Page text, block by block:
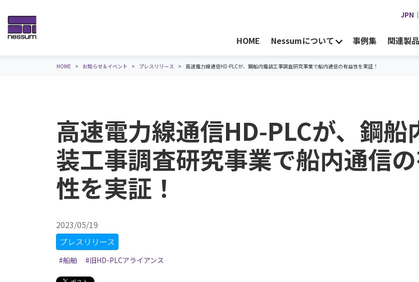
HOME Nessumについて 事例集 関連製品
JPN ｜
HOME お知らせ＆イベント プレスリリース 高速電力線通信HD-PLCが、鋼船内電装工事調査研究事業で船内通信の有益性を実証！
高速電力線通信HD-PLCが、鋼船
装工事調査研究事業で船内通信
性を実証！
2023/05/19
プレスリリース
#船舶 #旧HD-PLCアライアンス